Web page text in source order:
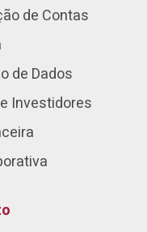
de Contas
de Dados
Investidores